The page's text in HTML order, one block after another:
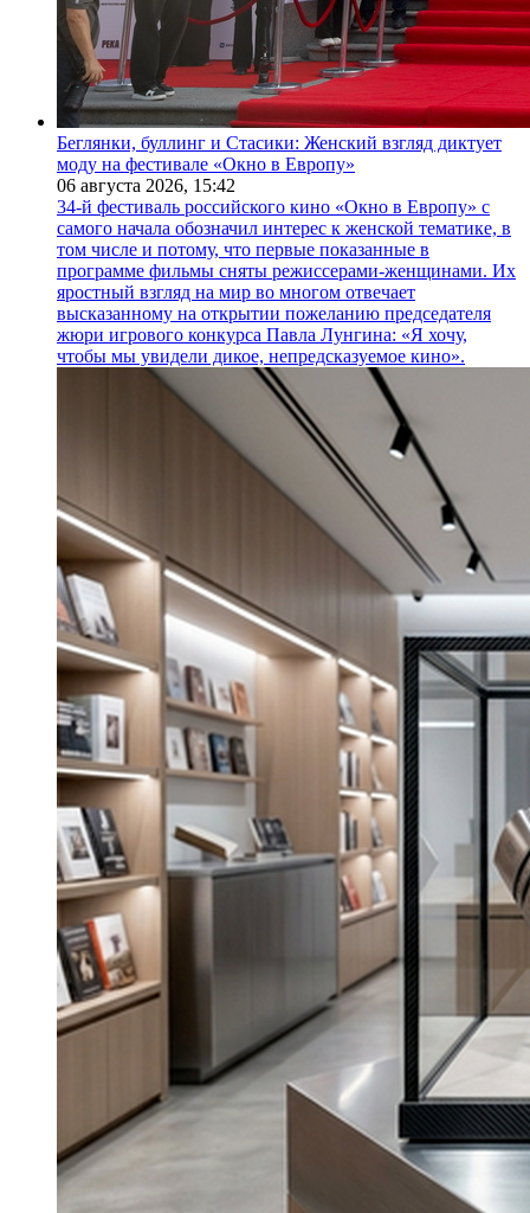
Беглянки, буллинг и Стасики: Женский взгляд диктует
моду на фестивале «Окно в Европу»
06 августа 2026, 15:42
34-й фестиваль российского кино «Окно в Европу» с
самого начала обозначил интерес к женской тематике, в
том числе и потому, что первые показанные в
программе фильмы сняты режиссерами-женщинами. Их
яростный взгляд на мир во многом отвечает
высказанному на открытии пожеланию председателя
жюри игрового конкурса Павла Лунгина: «Я хочу,
чтобы мы увидели дикое, непредсказуемое кино».